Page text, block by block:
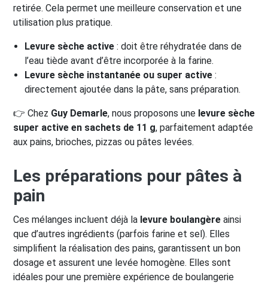
retirée. Cela permet une meilleure conservation et une
utilisation plus pratique.
Levure sèche active : doit être réhydratée dans de
l’eau tiède avant d’être incorporée à la farine.
Levure sèche instantanée ou super active :
directement ajoutée dans la pâte, sans préparation.
👉 Chez Guy Demarle, nous proposons une levure sèche
super active en sachets de 11 g, parfaitement adaptée
aux pains, brioches, pizzas ou pâtes levées.
Les préparations pour pâtes à
pain
Ces mélanges incluent déjà la levure boulangère ainsi
que d’autres ingrédients (parfois farine et sel). Elles
simplifient la réalisation des pains, garantissent un bon
dosage et assurent une levée homogène. Elles sont
idéales pour une première expérience de boulangerie